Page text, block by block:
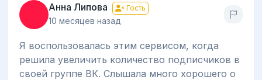
Анна Липова Гость
10 месяцев назад
Я воспользовалась этим сервисом, когда
решила увеличить количество подписчиков в
своей группе ВК. Слышала много хорошего о